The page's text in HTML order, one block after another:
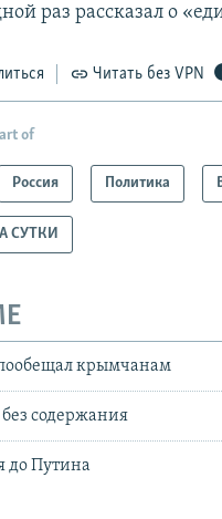
раз рассказал о
Читать без VPN
of
Россия Политика
СУТКИ
крымчанам
содержания
до Путина